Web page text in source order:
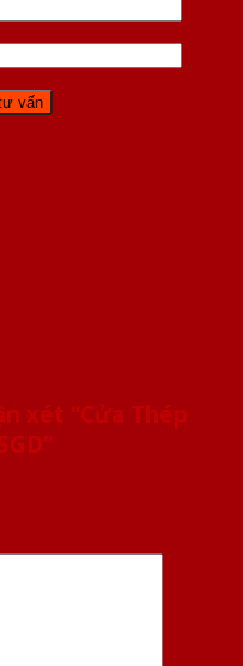
xét “Cửa Thép